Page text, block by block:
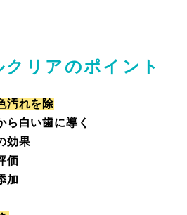
リアのポイント
汚れを除
ら白い歯に導く
効果
価
加